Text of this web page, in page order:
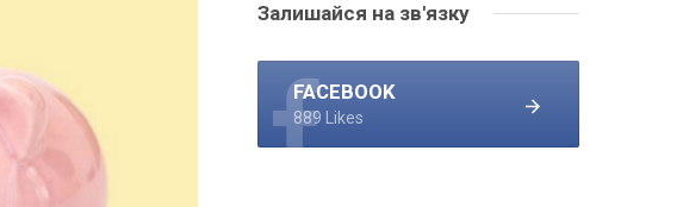
Залишайся на зв'язку
FACEBOOK
889 Likes